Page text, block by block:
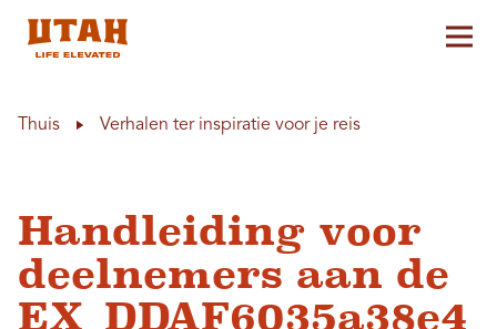
Thuis Verhalen ter inspiratie voor je reis
Handleiding voor
deelnemers aan de
EX_DDAF6035a38e4